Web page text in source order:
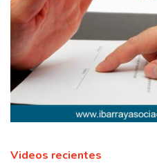
Videos recientes